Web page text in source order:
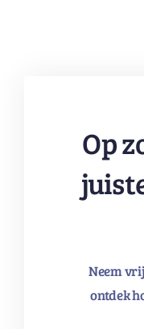
Op
Neem
ontdek